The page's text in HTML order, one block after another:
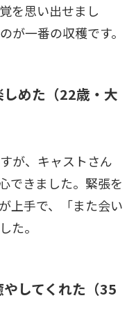
を思い出せまし
が一番の収穫です。
めた（22歳・大
が、キャストさん
できました。緊張を
上手で、「また会い
た。
してくれた（35